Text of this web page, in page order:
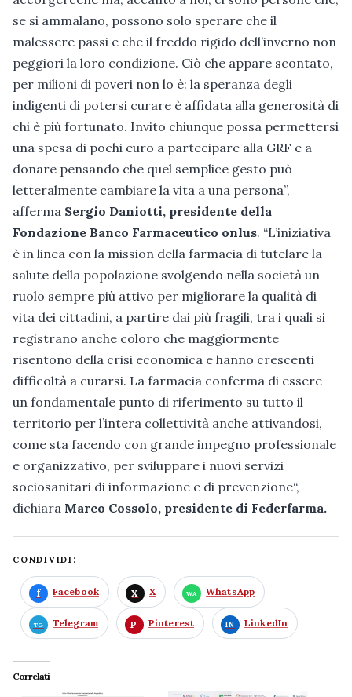
se si ammalano, possono solo sperare che il
malessere passi e che il freddo rigido dell’inverno non
peggiori la loro condizione. Ciò che appare scontato,
per milioni di poveri non lo è: la speranza degli
indigenti di potersi curare è affidata alla generosità di
chi è più fortunato. Invito chiunque possa permettersi
una spesa di pochi euro a partecipare alla GRF e a
donare pensando che quel semplice gesto può
letteralmente cambiare la vita a una persona”,
afferma Sergio Daniotti, presidente della
Fondazione Banco Farmaceutico onlus. “L’iniziativa
è in linea con la mission della farmacia di tutelare la
salute della popolazione svolgendo nella società un
ruolo sempre più attivo per migliorare la qualità di
vita dei cittadini, a partire dai più fragili, tra i quali si
registrano anche coloro che maggiormente
risentono della crisi economica e hanno crescenti
difficoltà a curarsi. La farmacia conferma di essere
un fondamentale punto di riferimento su tutto il
territorio per l’intera collettività anche attivandosi,
come sta facendo con grande impegno professionale
e organizzativo, per sviluppare i nuovi servizi
sociosanitari di informazione e di prevenzione“,
dichiara Marco Cossolo, presidente di Federfarma.
CONDIVIDI:
Facebook X WhatsApp
Telegram Pinterest LinkedIn
Correlati